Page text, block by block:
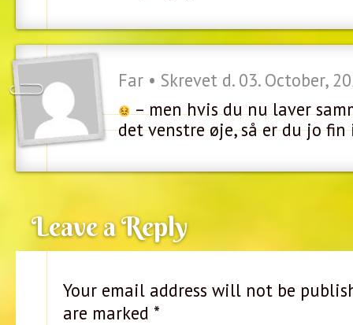
Far • Skrevet d. 03. October,
– men hvis du nu laver
det venstre øje, så er du jo fin
Leave a Reply
Your email address will not be
are marked *